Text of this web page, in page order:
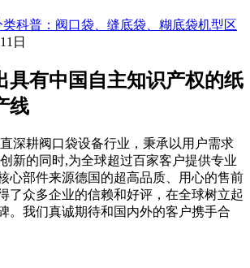
科普：阀口袋、缝底袋、糊底袋机型区
日
具有中国自主知识产权的纸
线
深耕阀口袋设备行业，秉承以用户需求
新的同时,为全球超过百家客户提供专业
心部件来源德国的超高品质、用心的售前
了众多企业的信赖和好评，在全球树立起
。我们真诚期待和国内外的客户携手合